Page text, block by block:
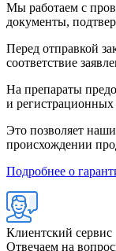
Мы работаем с
документы,
Перед отправкой
соответствие
На препараты
и
Это позволяет
происхождении
Подробнее о
Клиентский сервис
Отвечаем на